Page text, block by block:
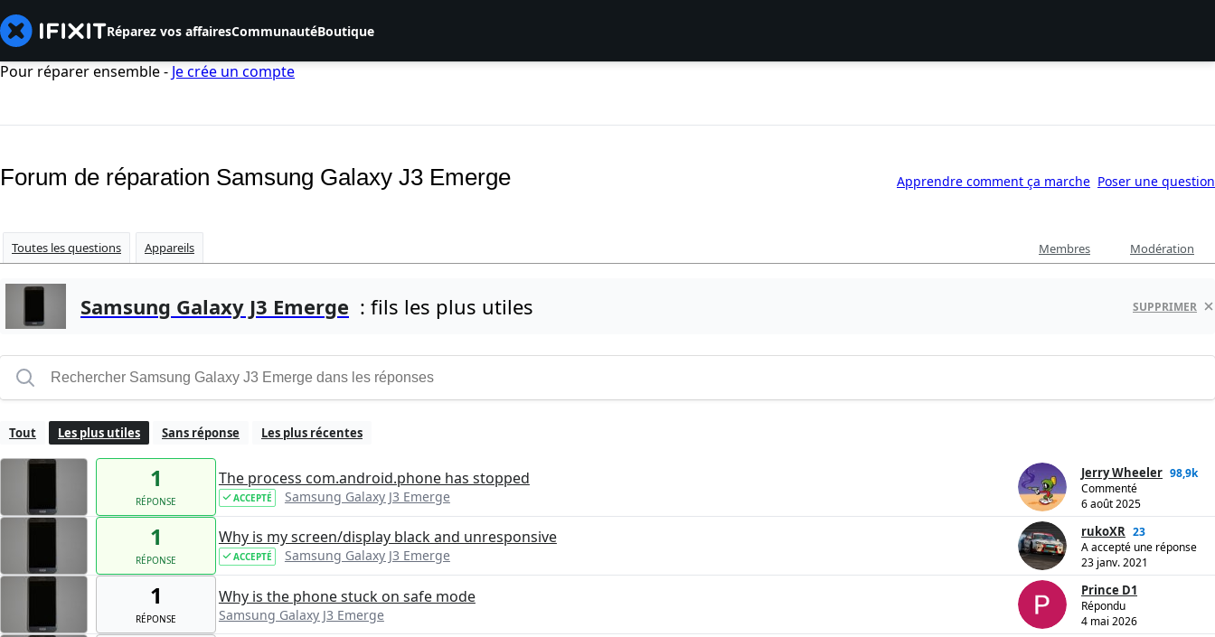
Réparez vos affairesCommunautéBoutique
Pour réparer ensemble - Je crée un compte
Forum de réparation Samsung Galaxy J3 Emerge Apprendre comment ça marche Poser une question
Toutes les questions Appareils Membres Modération
Samsung Galaxy J3 Emerge : fils les plus utiles SUPPRIMER
Tout Les plus utiles Sans réponse Les plus récentes
1
RÉPONSE
The process com.android.phone has stopped
ACCEPTÉ Samsung Galaxy J3 Emerge
Jerry Wheeler 98,9k
Commenté
6 août 2025
1
RÉPONSE
Why is my screen/display black and unresponsive
ACCEPTÉ Samsung Galaxy J3 Emerge
rukoXR 23
A accepté une réponse
23 janv. 2021
1
RÉPONSE
Why is the phone stuck on safe mode
Samsung Galaxy J3 Emerge
Prince D1
Répondu
4 mai 2026